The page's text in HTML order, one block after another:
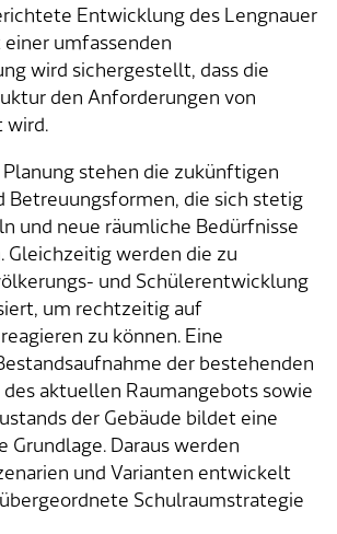
Entwicklung des Lengnauer
umfassenden
wird sichergestellt, dass die
den Anforderungen von
wird.
stehen die zukünftigen
Betreuungsformen, die sich stetig
und neue räumliche Bedürfnisse
Gleichzeitig werden die zu
und Schülerentwicklung
um rechtzeitig auf
zu können. Eine
der bestehenden
aktuellen Raumangebots sowie
der Gebäude bildet eine
Daraus werden
und Varianten entwickelt
Schulraumstrategie
Freizeitanlagen
A-Z